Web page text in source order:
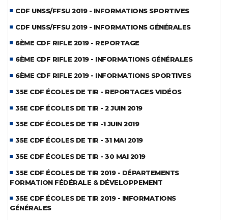
CDF UNSS/FFSU 2019 - INFORMATIONS SPORTIVES
CDF UNSS/FFSU 2019 - INFORMATIONS GÉNÉRALES
6ÈME CDF RIFLE 2019 - REPORTAGE
6ÈME CDF RIFLE 2019 - INFORMATIONS GÉNÉRALES
6ÈME CDF RIFLE 2019 - INFORMATIONS SPORTIVES
35E CDF ÉCOLES DE TIR - REPORTAGES VIDÉOS
35E CDF ÉCOLES DE TIR - 2 JUIN 2019
35E CDF ÉCOLES DE TIR -1 JUIN 2019
35E CDF ÉCOLES DE TIR - 31 MAI 2019
35E CDF ÉCOLES DE TIR - 30 MAI 2019
35E CDF ÉCOLES DE TIR 2019 - DÉPARTEMENTS
FORMATION FÉDÉRALE & DÉVELOPPEMENT
35E CDF ÉCOLES DE TIR 2019 - INFORMATIONS
GÉNÉRALES